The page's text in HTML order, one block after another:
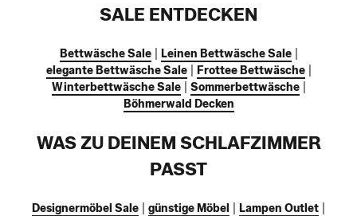
SALE ENTDECKEN
Bettwäsche Sale| Leinen Bettwäsche Sale|
elegante Bettwäsche Sale| Frottee Bettwäsche|
Winterbettwäsche Sale| Sommerbettwäsche|
Böhmerwald Decken
WAS ZU DEINEM SCHLAFZIMMER
PASST
Designermöbel Sale günstige Möbel Lampen Outlet